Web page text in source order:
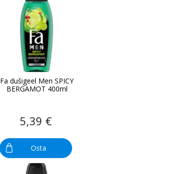
Fa dušigeel Men SPICY
BERGAMOT 400ml
5,39 €
Osta